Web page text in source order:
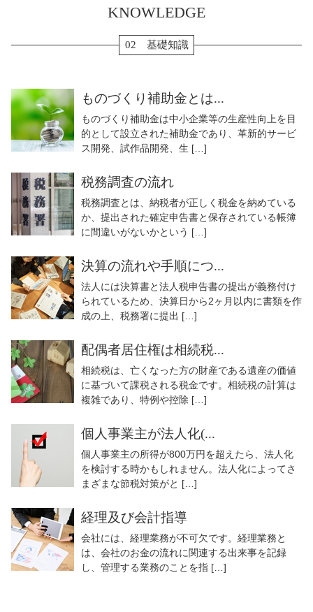
KNOWLEDGE
02 基礎知識
ものづくり補助金とは...
ものづくり補助金は中小企業等の生産性向上を目
的として設立された補助金であり、革新的サービ
ス開発、試作品開発、生 […]
税務調査の流れ
税務調査とは、納税者が正しく税金を納めている
か、提出された確定申告書と保存されている帳簿
に間違いがないかという […]
決算の流れや手順につ...
法人には決算書と法人税申告書の提出が義務付け
られているため、決算日から2ヶ月以内に書類を作
成の上、税務署に提出 […]
配偶者居住権は相続税...
相続税は、亡くなった方の財産である遺産の価値
に基づいて課税される税金です。相続税の計算は
複雑であり、特例や控除 […]
個人事業主が法人化(...
個人事業主の所得が800万円を超えたら、法人化
を検討する時かもしれません。法人化によってさ
まざまな節税対策がと […]
経理及び会計指導
会社には、経理業務が不可欠です。経理業務と
は、会社のお金の流れに関連する出来事を記録
し、管理する業務のことを指 […]